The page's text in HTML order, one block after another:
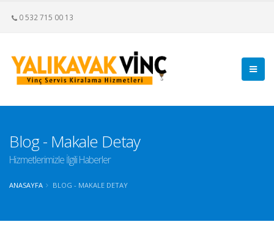
0 532 715 00 13
Blog - Makale Detay
Hizmetlerimizle İlgili Haberler
ANASAYFA BLOG - MAKALE DETAY